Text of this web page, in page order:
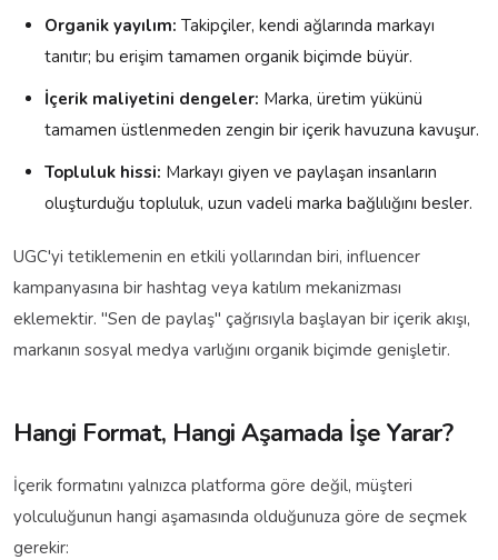
Organik yayılım: Takipçiler, kendi ağlarında markayı
tanıtır; bu erişim tamamen organik biçimde büyür.
İçerik maliyetini dengeler: Marka, üretim yükünü
tamamen üstlenmeden zengin bir içerik havuzuna kavuşur.
Topluluk hissi: Markayı giyen ve paylaşan insanların
oluşturduğu topluluk, uzun vadeli marka bağlılığını besler.
UGC'yi tetiklemenin en etkili yollarından biri, influencer
kampanyasına bir hashtag veya katılım mekanizması
eklemektir. "Sen de paylaş" çağrısıyla başlayan bir içerik akışı,
markanın sosyal medya varlığını organik biçimde genişletir.
Hangi Format, Hangi Aşamada İşe Yarar?
İçerik formatını yalnızca platforma göre değil, müşteri
yolculuğunun hangi aşamasında olduğunuza göre de seçmek
gerekir: